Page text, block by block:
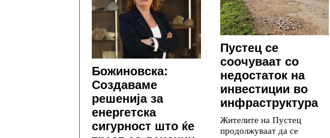
Божиновска:
Создаваме
решенија за
енергетска
сигурност што ќе
Пустец се
соочуваат со
недостаток на
инвестиции во
инфраструктура
Жителите на Пустец
продолжуваат да се